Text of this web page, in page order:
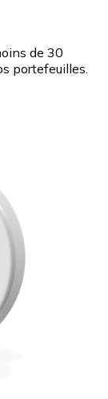
de 30
portefeuilles.